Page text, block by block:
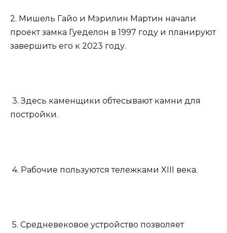
2. Мишель Гайо и Мэрилин Мартин начали
проект замка Гуеделон в 1997 году и планируют
завершить его к 2023 году.
3. Здесь каменщики обтесывают камни для
постройки.
4. Рабочие пользуются тележками XIII века.
5. Средневековое устройство позволяет